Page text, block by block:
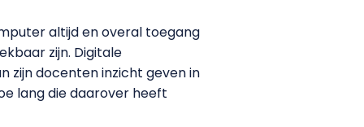
altijd en overal toegang
zijn. Digitale
zijn docenten inzicht geven in
lang die daarover heeft